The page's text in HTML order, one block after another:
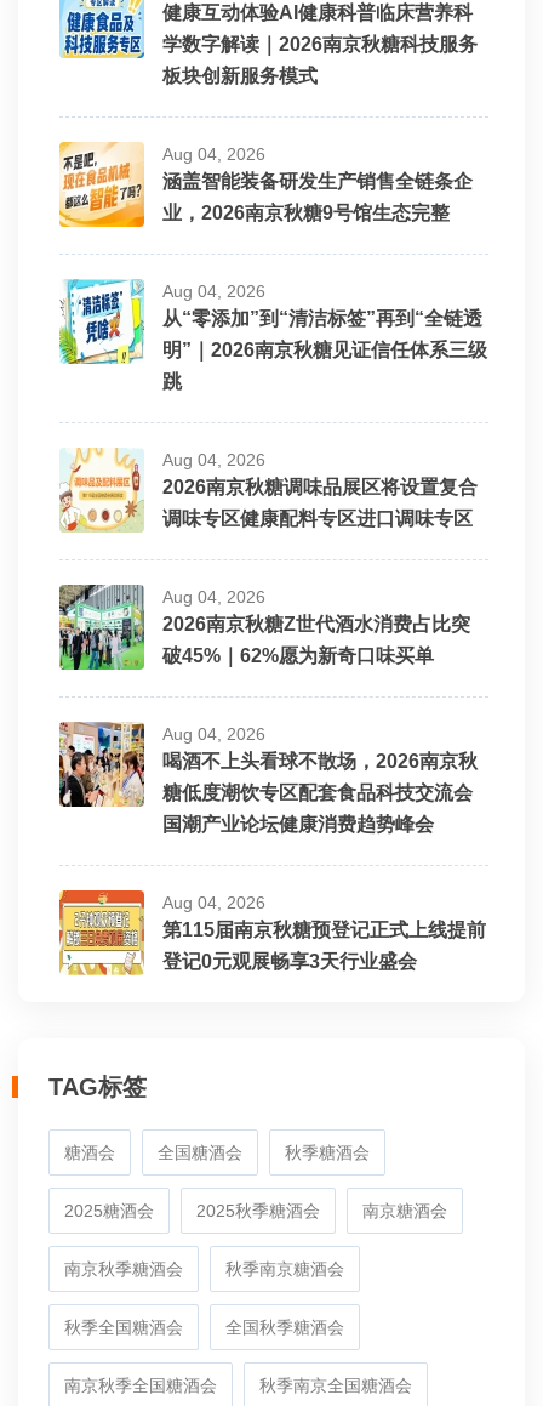
健康互动体验AI健康科普临床营养科
学数字解读｜2026南京秋糖科技服务
板块创新服务模式
Aug 04, 2026
涵盖智能装备研发生产销售全链条企
业，2026南京秋糖9号馆生态完整
Aug 04, 2026
从“零添加”到“清洁标签”再到“全链透
明”｜2026南京秋糖见证信任体系三级
跳
Aug 04, 2026
2026南京秋糖调味品展区将设置复合
调味专区健康配料专区进口调味专区
Aug 04, 2026
2026南京秋糖Z世代酒水消费占比突
破45%｜62%愿为新奇口味买单
Aug 04, 2026
喝酒不上头看球不散场，2026南京秋
糖低度潮饮专区配套食品科技交流会
国潮产业论坛健康消费趋势峰会
Aug 04, 2026
第115届南京秋糖预登记正式上线提前
登记0元观展畅享3天行业盛会
TAG标签
糖酒会 全国糖酒会 秋季糖酒会
2025糖酒会 2025秋季糖酒会 南京糖酒会
南京秋季糖酒会 秋季南京糖酒会
秋季全国糖酒会 全国秋季糖酒会
南京秋季全国糖酒会 秋季南京全国糖酒会